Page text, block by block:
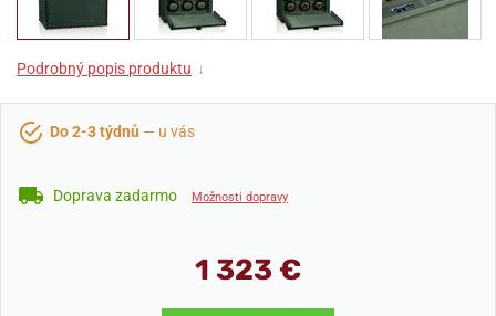
Podrobný popis produktu ↓
Do 2-3 týdnů — u vás
Doprava zadarmo Možnosti dopravy
1 323 €